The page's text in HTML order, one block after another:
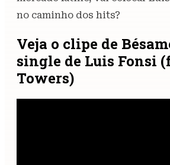
no caminho dos hits?
Veja o clipe de
single de Luis Fonsi
Towers)